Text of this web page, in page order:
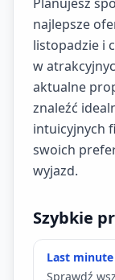
najlepsze
listopadzie i
w
aktualne
znaleźć
intuicyjnych
swoich
wyjazd.
Szybkie
Last
Sprawdź